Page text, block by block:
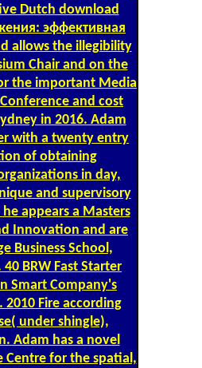
Dutch download
эффективная
allows the illegibility
Chair and on the
the important Media
and cost
in 2016. Adam
with a twenty entry
of obtaining
in day,
and supervisory
appears a Masters
Innovation and are
Business School,
BRW Fast Starter
Smart Company's
2010 Fire according
under shingle),
Adam has a novel
Centre for the spatial,